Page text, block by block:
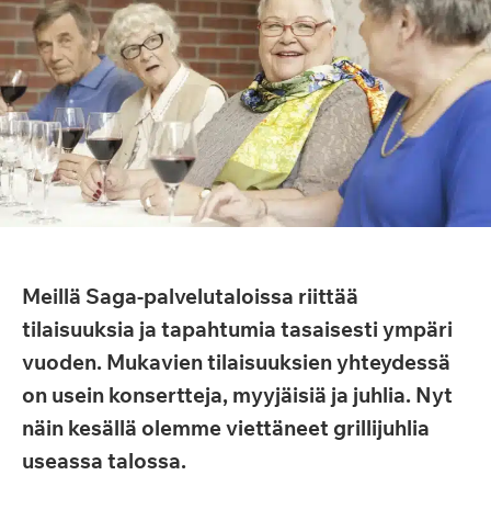
Meillä Saga-palvelutaloissa riittää
tilaisuuksia ja tapahtumia tasaisesti ympäri
vuoden. Mukavien tilaisuuksien yhteydessä
on usein konsertteja, myyjäisiä ja juhlia. Nyt
näin kesällä olemme viettäneet grillijuhlia
useassa talossa.